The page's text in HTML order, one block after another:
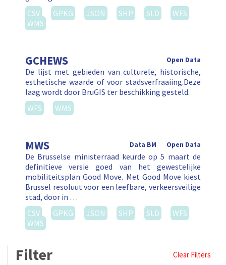
CSV
GPKG JSON SHP SLD
WFS
WMS
GCHEWS Open Data
De lijst met gebieden van culturele, historische,
esthetische waarde of voor stadsverfraaiing.Deze
laag wordt door BruGIS ter beschikking gesteld.
WFS
WMS
MWS Open Data
Data BM
De Brusselse ministerraad keurde op 5 maart de
definitieve versie goed van het gewestelijke
mobiliteitsplan Good Move. Met Good Move kiest
Brussel resoluut voor een leefbare, verkeersveilige
stad, door in …
CSV
GPKG JSON SHP SLD
WFS
WMS
Filter Clear Filters